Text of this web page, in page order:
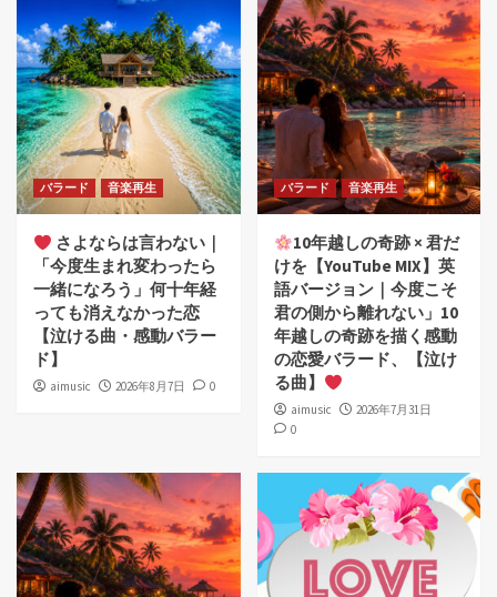
バラード 音楽再生
さよならは言わない｜
「今度生まれ変わったら
一緒になろう」何十年経
っても消えなかった恋
【泣ける曲・感動バラー
ド】
aimusic 2026年8月7日 0
バラード 音楽再生
10年越しの奇跡 × 君だ
けを【YouTube MIX】英
語バージョン｜今度こそ
君の側から離れない」10
年越しの奇跡を描く感動
の恋愛バラード、【泣け
る曲】
aimusic
2026年7月31日
0